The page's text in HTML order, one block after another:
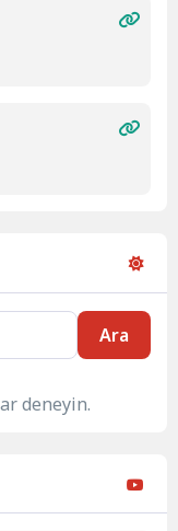
Ara
deneyin.